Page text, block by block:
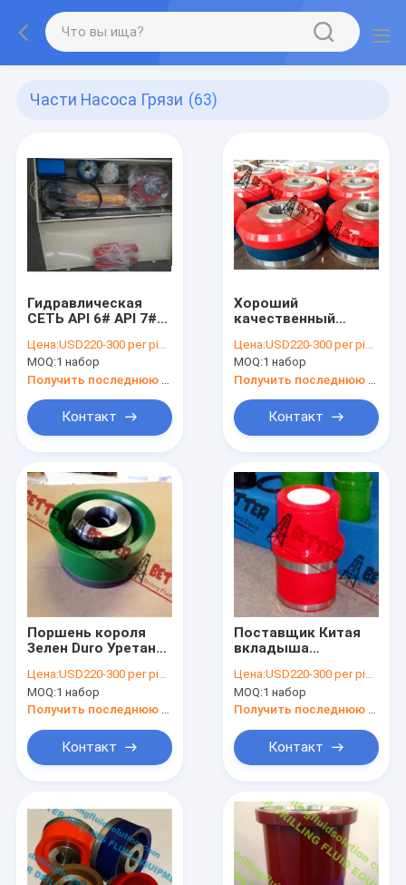
Части Насоса Грязи (63)
Гидравлическая
СЕТЬ API 6# API 7#
головы пулера, ТИП
КРЫЛА И САМОЛЕТ
ДЛЯ Triplex насосов
грязи
Цена:USD220-300 per piece
MOQ:1 набор
Контакт
Хороший
качественный
бульдогом экспорт
Китая поршеня
насоса грязи
давления патриота
поршеня высокий
Цена:USD220-300 per piece
MOQ:1 набор
Контакт
Поршень короля
Зелен Duro Уретана
для
месторождения
нефти сверля
Цена:USD220-300 per piece
MOQ:1 набор
Контакт
Поставщик Китая
вкладыша
керамического для
Weatherford E2200
Цена:USD220-300 per piece
MOQ:1 набор
Контакт